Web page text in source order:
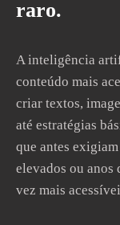
raro.
A inteligência
conteúdo mais
criar textos,
até estratégias
que antes
elevados ou anos
vez mais